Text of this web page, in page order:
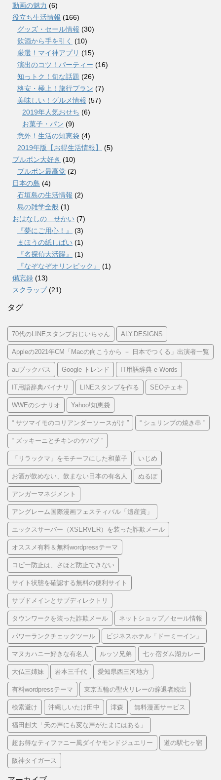
動画の魅力 (6)
役立ち生活情報 (166)
グッズ・セール情報 (30)
飲酒から手を引く (10)
厳選！マイ神アプリ (15)
演出のコツ！パーティー (16)
知っトク！旬な話題 (26)
格安・極上！旅行プラン (7)
美味しい！グルメ情報 (57)
2019年人気おせち (6)
お菓子・パン (9)
意外！生活の知恵袋 (4)
2019年版【お得生活情報】
(5)
ブルボン大好き (10)
ブルボン最高党 (2)
日本の島 (4)
石垣島の生活情報 (2)
島の雑学全般 (1)
おはなしの せかい (7)
『夢にご用心！』
(3)
まほうの紙しばい (1)
『名探偵大活躍』
(1)
『なぞなぞオリンピック』
(1)
備忘録 (13)
スクラップ(21)
タグ
70代のLINEスタンプおじいちゃん ALY.DESIGNS
Appleの2021年CM「Macの向こうから － 日本でつくる」出演者一覧
auブックパス Google トレンド IT用語辞典 e-Words
IT用語辞典バイナリ LINEスタンプを作る SEOチェキ
WWEのシナリオ Yahoo!知恵袋
“ サツマイモのコリアンダーソースがけ ” “ シュリンプの焼き串 ”
“ ズッキーニとチキンのケバブ ”
「リラックマ」をモチーフにした和菓子 いじめ
お酒が飲めない、飲まない日本の有名人 ぬるぽ
アンガーマネジメント
アングレーム国際漫画フェスティバル「遺産賞」
エックスサーバー（XSERVER）を装った詐欺メール
オススメ有料＆無料wordpressテーマ
コピー防止は、さほど防止できない
サイト状態を確認する無料の便利サイト
サブドメインとサブディレクトリ
タウンワークを装った詐欺メール ネットショップ／セール情報
パワーランクチェックツール ビジネスホテル「ドーミーイン」
マヌカハニー好きな有名人 ルッソ兄弟 七ヶ宿ダム湖カレー
大仏三姉妹 岩本三千代 愛知県西三河地方
有料wordpressテーマ 東京五輪の聖火リレーの辞退者続出
検索避け 沖縄しいたけ田中 澪森 無料漫画サービス
福田赳夫「天の声にも変な声がたまにはある」
超お得なティファニー風ダイヤモンドジュエリー 道の駅七ヶ宿
阪神タイガース